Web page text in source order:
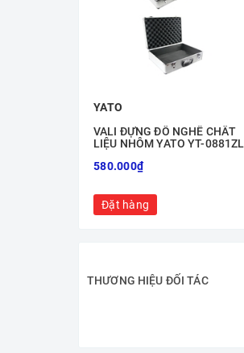
YATO
VALI ĐỰNG ĐỒ NGHỀ CHẤT
LIỆU NHÔM YATO YT-0881ZL
580.000₫
Đặt hàng
THƯƠNG HIỆU ĐỐI TÁC